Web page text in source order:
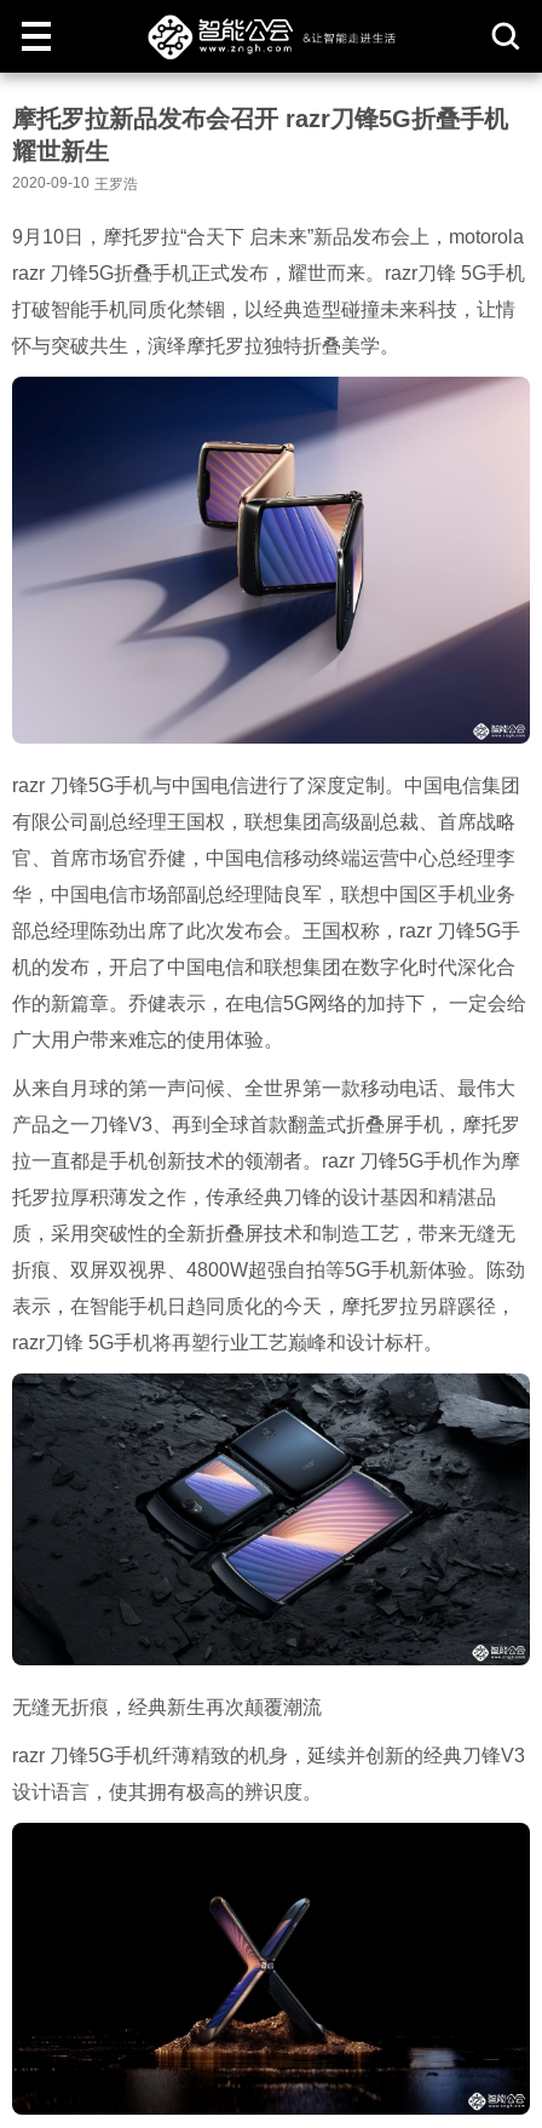
摩托罗拉新品发布会召开 razr刀锋5G折叠手机
耀世新生
2020-09-10 王罗浩
9月10日，摩托罗拉“合天下 启未来”新品发布会上，motorola
razr 刀锋5G折叠手机正式发布，耀世而来。razr刀锋 5G手机
打破智能手机同质化禁锢，以经典造型碰撞未来科技，让情
怀与突破共生，演绎摩托罗拉独特折叠美学。
razr 刀锋5G手机与中国电信进行了深度定制。中国电信集团
有限公司副总经理王国权，联想集团高级副总裁、首席战略
官、首席市场官乔健，中国电信移动终端运营中心总经理李
华，中国电信市场部副总经理陆良军，联想中国区手机业务
部总经理陈劲出席了此次发布会。王国权称，razr 刀锋5G手
机的发布，开启了中国电信和联想集团在数字化时代深化合
作的新篇章。乔健表示，在电信5G网络的加持下， 一定会给
广大用户带来难忘的使用体验。
从来自月球的第一声问候、全世界第一款移动电话、最伟大
产品之一刀锋V3、再到全球首款翻盖式折叠屏手机，摩托罗
拉一直都是手机创新技术的领潮者。razr 刀锋5G手机作为摩
托罗拉厚积薄发之作，传承经典刀锋的设计基因和精湛品
质，采用突破性的全新折叠屏技术和制造工艺，带来无缝无
折痕、双屏双视界、4800W超强自拍等5G手机新体验。陈劲
表示，在智能手机日趋同质化的今天，摩托罗拉另辟蹊径，
razr刀锋 5G手机将再塑行业工艺巅峰和设计标杆。
无缝无折痕，经典新生再次颠覆潮流
razr 刀锋5G手机纤薄精致的机身，延续并创新的经典刀锋V3
设计语言，使其拥有极高的辨识度。